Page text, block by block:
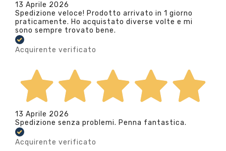
13 Aprile 2026
Spedizione veloce! Prodotto arrivato in 1 giorno
praticamente. Ho acquistato diverse volte e mi
sono sempre trovato bene.
Acquirente verificato
13 Aprile 2026
Spedizione senza problemi. Penna fantastica.
Acquirente verificato